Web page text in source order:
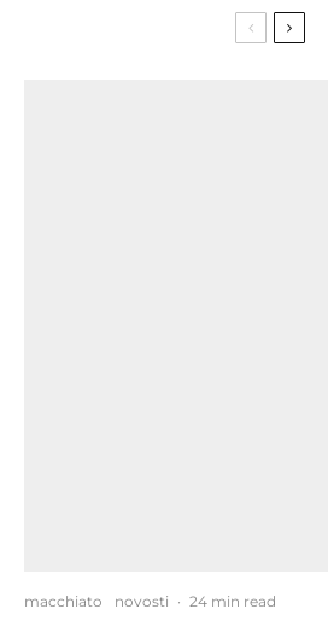
macchiato novosti · 24 min read